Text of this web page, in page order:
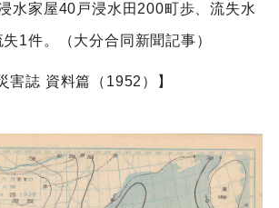
水家屋40戸浸水田200町歩、流失水
1件。（大分合同新聞記事）
害誌 資料篇（1952）】